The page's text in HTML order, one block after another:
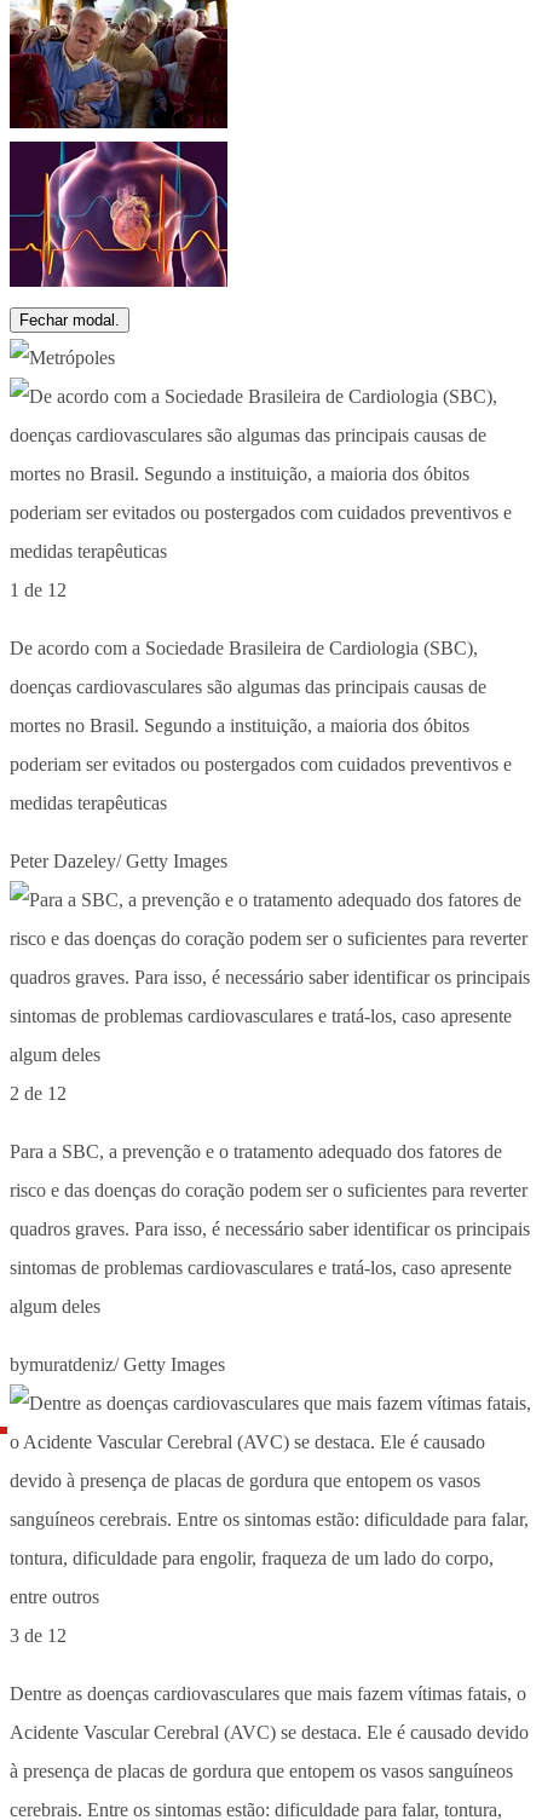
Fechar modal.
1 de 12
De acordo com a Sociedade Brasileira de Cardiologia (SBC),
doenças cardiovasculares são algumas das principais causas de
mortes no Brasil. Segundo a instituição, a maioria dos óbitos
poderiam ser evitados ou postergados com cuidados preventivos e
medidas terapêuticas
Peter Dazeley/ Getty Images
2 de 12
Para a SBC, a prevenção e o tratamento adequado dos fatores de
risco e das doenças do coração podem ser o suficientes para reverter
quadros graves. Para isso, é necessário saber identificar os principais
sintomas de problemas cardiovasculares e tratá-los, caso apresente
algum deles
bymuratdeniz/ Getty Images
3 de 12
Dentre as doenças cardiovasculares que mais fazem vítimas fatais, o
Acidente Vascular Cerebral (AVC) se destaca. Ele é causado devido
à presença de placas de gordura que entopem os vasos sanguíneos
cerebrais. Entre os sintomas estão: dificuldade para falar, tontura,